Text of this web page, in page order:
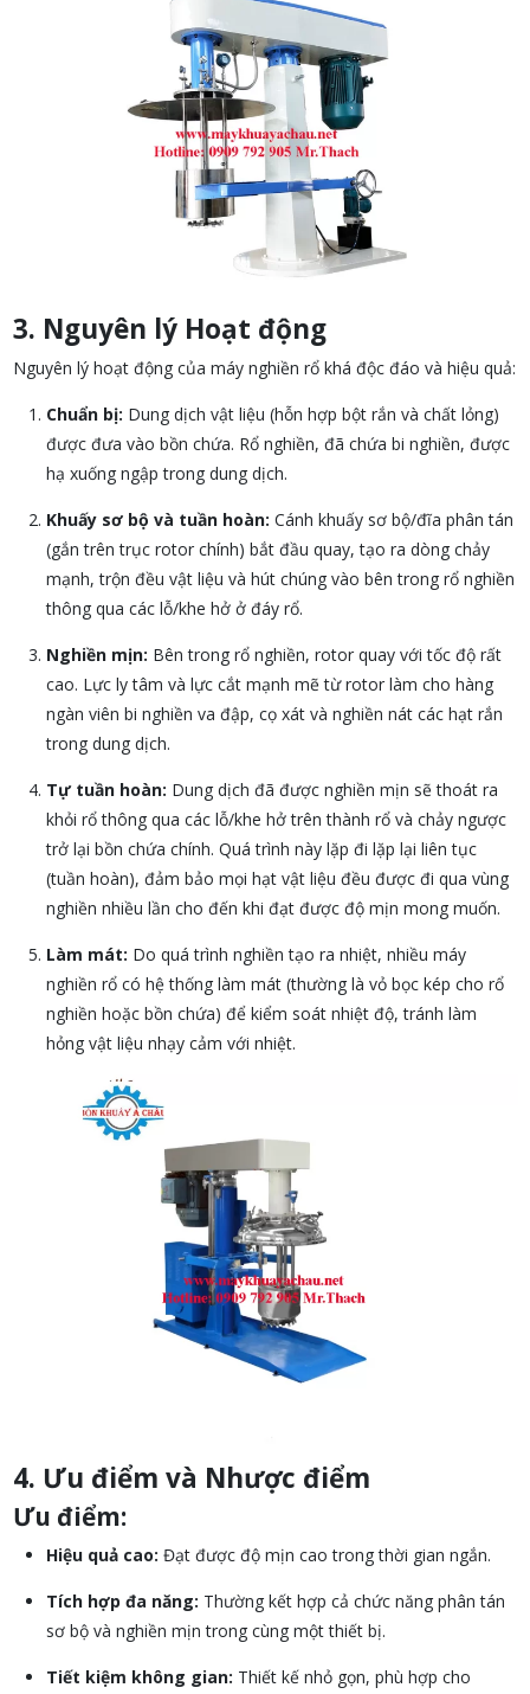
3. Nguyên lý Hoạt động
Nguyên lý hoạt động của máy nghiền rổ khá độc đáo và hiệu quả:
Chuẩn bị: Dung dịch vật liệu (hỗn hợp bột rắn và chất lỏng)
được đưa vào bồn chứa. Rổ nghiền, đã chứa bi nghiền, được
hạ xuống ngập trong dung dịch.
Khuấy sơ bộ và tuần hoàn: Cánh khuấy sơ bộ/đĩa phân tán
(gắn trên trục rotor chính) bắt đầu quay, tạo ra dòng chảy
mạnh, trộn đều vật liệu và hút chúng vào bên trong rổ nghiền
thông qua các lỗ/khe hở ở đáy rổ.
Nghiền mịn: Bên trong rổ nghiền, rotor quay với tốc độ rất
cao. Lực ly tâm và lực cắt mạnh mẽ từ rotor làm cho hàng
ngàn viên bi nghiền va đập, cọ xát và nghiền nát các hạt rắn
trong dung dịch.
Tự tuần hoàn: Dung dịch đã được nghiền mịn sẽ thoát ra
khỏi rổ thông qua các lỗ/khe hở trên thành rổ và chảy ngược
trở lại bồn chứa chính. Quá trình này lặp đi lặp lại liên tục
(tuần hoàn), đảm bảo mọi hạt vật liệu đều được đi qua vùng
nghiền nhiều lần cho đến khi đạt được độ mịn mong muốn.
Làm mát: Do quá trình nghiền tạo ra nhiệt, nhiều máy
nghiền rổ có hệ thống làm mát (thường là vỏ bọc kép cho rổ
nghiền hoặc bồn chứa) để kiểm soát nhiệt độ, tránh làm
hỏng vật liệu nhạy cảm với nhiệt.
4. Ưu điểm và Nhược điểm
Ưu điểm:
Hiệu quả cao: Đạt được độ mịn cao trong thời gian ngắn.
Tích hợp đa năng: Thường kết hợp cả chức năng phân tán
sơ bộ và nghiền mịn trong cùng một thiết bị.
Tiết kiệm không gian: Thiết kế nhỏ gọn, phù hợp cho